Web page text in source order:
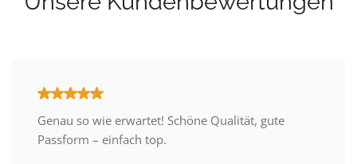
Genau so wie erwartet! Schöne Qualität, gute
Passform – einfach top.